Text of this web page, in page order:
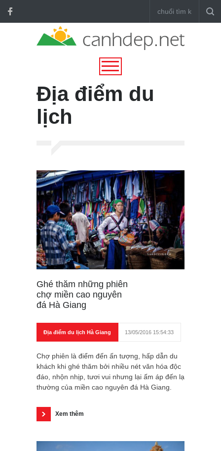
Địa điểm du
lịch
Ghé thăm những phiên
chợ miền cao nguyên
đá Hà Giang
Địa điểm du lịch Hà Giang 13/05/2016 15:54:33
Chợ phiên là điểm đến ấn tượng, hấp dẫn du
khách khi ghé thăm bởi nhiều nét văn hóa độc
đáo, nhộn nhịp, tươi vui nhưng lại ấm áp đến lạ
thường của miền cao nguyên đá Hà Giang.
Xem thêm